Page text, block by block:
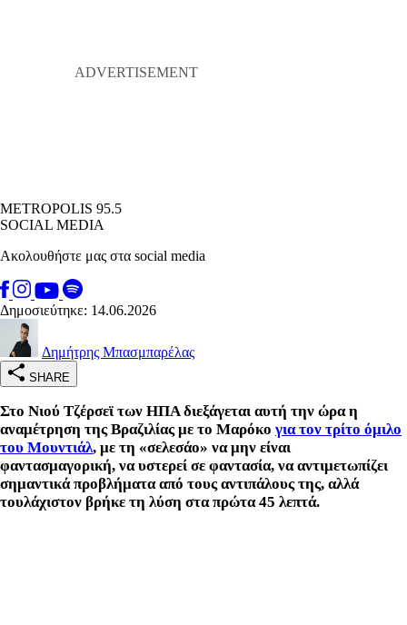
METROPOLIS 95.5
SOCIAL MEDIA
Ακολουθήστε μας στα social media
Δημοσιεύτηκε: 14.06.2026
Δημήτρης Μπασμπαρέλας
SHARE
Στο Νιού Τζέρσεϊ των ΗΠΑ διεξάγεται αυτή την ώρα η
αναμέτρηση της Βραζιλίας με το Μαρόκο για τον τρίτο όμιλο
του Μουντιάλ, με τη «σελεσάο» να μην είναι
φαντασμαγορική, να υστερεί σε φαντασία, να αντιμετωπίζει
σημαντικά προβλήματα από τους αντιπάλους της, αλλά
τουλάχιστον βρήκε τη λύση στα πρώτα 45 λεπτά.